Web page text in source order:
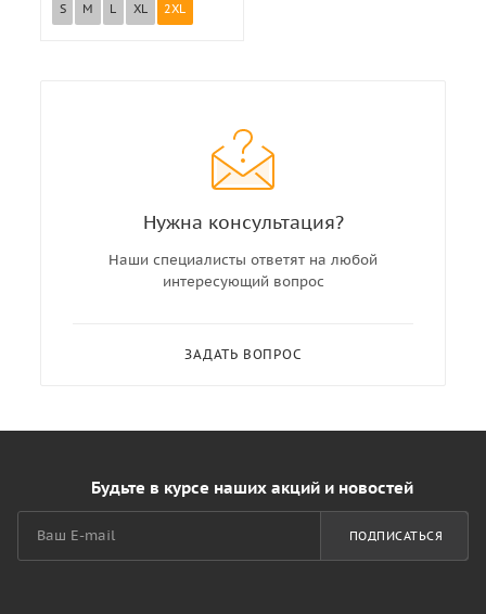
S M L XL 2XL
Нужна консультация?
Наши специалисты ответят на любой
интересующий вопрос
ЗАДАТЬ ВОПРОС
Будьте в курсе наших акций и новостей
ПОДПИСАТЬСЯ